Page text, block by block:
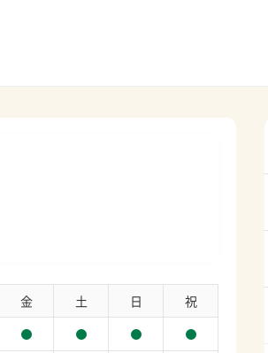
金 土 日
祝